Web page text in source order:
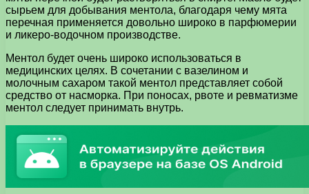
сырьем для добывания ментола, благодаря чему мята
перечная применяется довольно широко в парфюмерии
и ликеро-водочном производстве.
Ментол будет очень широко использоваться в
медицинских целях. В сочетании с вазелином и
молочным сахаром такой ментол представляет собой
средство от насморка. При поносах, рвоте и ревматизме
ментол следует принимать внутрь.